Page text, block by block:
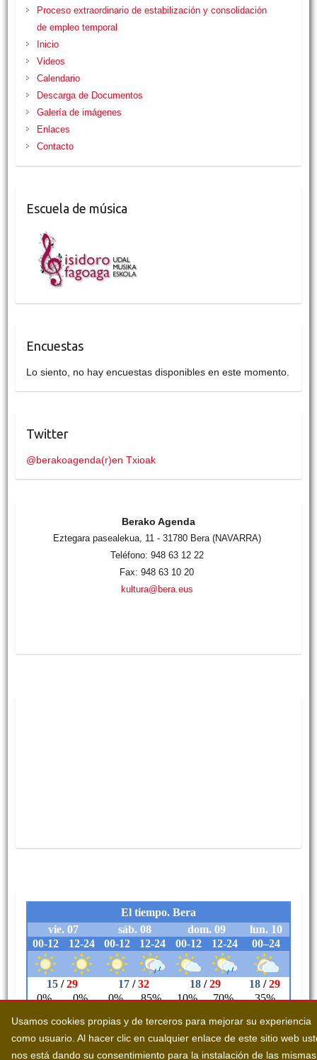
Usamos cookies propias y de terceros para mejorar su experiencia
como usuario. Al hacer clic en cualquier enlace de este sitio web
nos está dando su consentimiento para la instalación de las mismas
Proceso extraordinario de estabilización y consolidación
de empleo temporal
Inicio
Videos
Calendario
Descarga de Documentos
Galería de imágenes
Enlaces
Contacto
Escuela de música
Encuestas
Lo siento, no hay encuestas disponibles en este momento.
Twitter
@berakoagenda(r)en Txioak
Berako Agenda
Eztegara pasealekua, 11 - 31780 Bera (NAVARRA)
Teléfono: 948 63 12 22
Fax: 948 63 10 20
kultura@bera.eus